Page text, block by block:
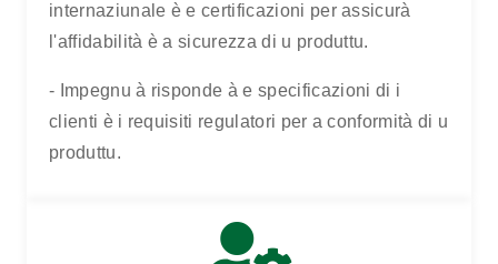
internaziunale è e certificazioni per assicurà
l'affidabilità è a sicurezza di u produttu.
- Impegnu à risponde à e specificazioni di i
clienti è i requisiti regulatori per a conformità di u
produttu.